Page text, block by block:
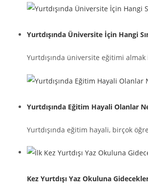
Yurtdışında Üniversite İçin Hangi
Yurtdışında üniversite eğitimi almak
Yurtdışında Eğitim Hayali Olanlar
Yurtdışında eğitim hayali, birçok
Kez Yurtdışı Yaz Okuluna